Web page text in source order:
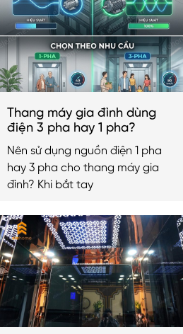
Thang máy gia đình dùng
điện 3 pha hay 1 pha?
Nên sử dụng nguồn điện 1 pha
hay 3 pha cho thang máy gia
đình? Khi bắt tay